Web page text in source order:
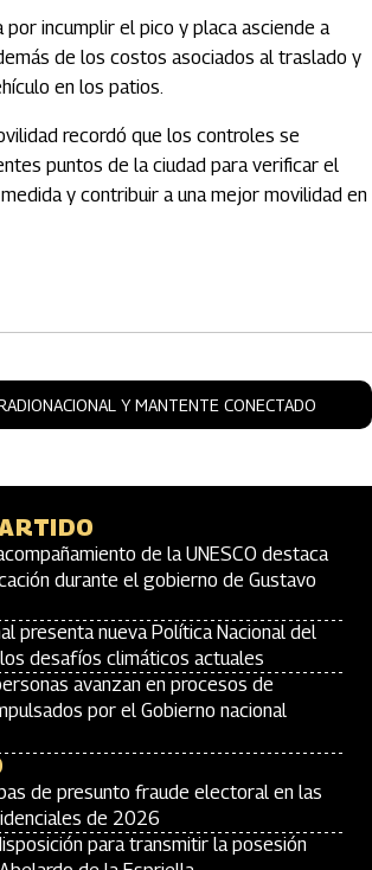
incumplir el pico y placa asciende a
de los costos asociados al traslado y
en los patios.
recordó que los controles se
puntos de la ciudad para verificar el
y contribuir a una mejor movilidad en
Y MANTENTE CONECTADO
de la UNESCO destaca
durante el gobierno de Gustavo
presenta nueva Política Nacional del
desafíos climáticos actuales
avanzan en procesos de
por el Gobierno nacional
de presunto fraude electoral en las
de 2026
para transmitir la posesión